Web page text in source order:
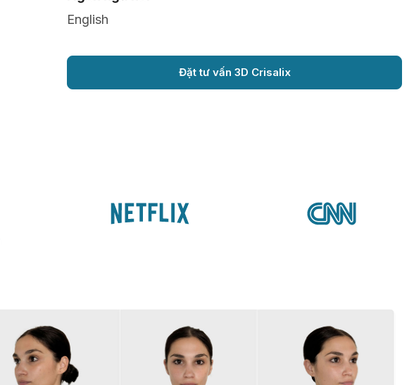
English
Đặt tư vấn 3D Crisalix